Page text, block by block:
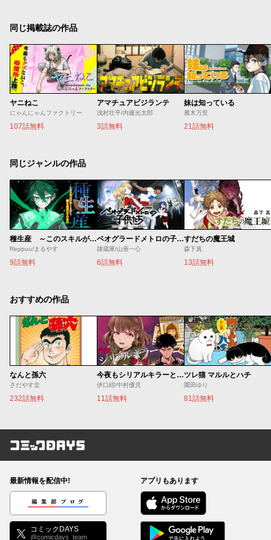
同じ掲載誌の作品
ヤニねこ
にゃんにゃんファクトリー
107話無料
アマチュアビジランテ
浅村壮平/内藤光太郎
3話無料
妹は知っている
雁木万里
21話無料
同じジャンルの作品
種生産 ～このスキルがチートだとまだ誰も気付いていない～
Reppuu/まるやす
9話無料
ベオグラードメトロの子供たち
隷蔵庫/山座一心
6話無料
すだちの魔王城
森下真
13話無料
おすすめの作品
なんと孫六
さだやす圭
232話無料
今夜もシリアルキラーと待ち合わせ
伊口紺/中村優児
11話無料
ツレ猫 マルルとハチ
園田ゆり
81話無料
コミックDAYS
最新情報を配信中!
編集部ブログ
コミックDAYS
@comicdays_team
アプリもあります